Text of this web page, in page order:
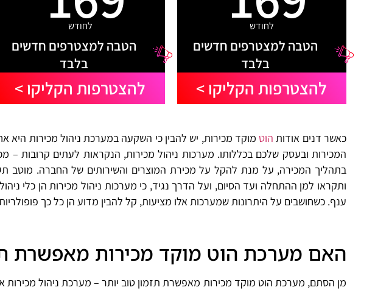
לחודש
הטבה למצטרפים חדשים
בלבד
להצטרפות הקליקו >
לחודש
הטבה למצטרפים חדשים
בלבד
להצטרפות הקליקו >
כאשר דנים אודות הוט מוקד מכירות, יש להבין כי השקעה במערכת ניהול מכירות היא
בתהליך המכירה, על מנת להקל על מכירת המוצרים והשירותים של החברה. מוטב
ותקראו למן ההתחלה ועד הסיום, ועל הדרך נגיד, כי מערכות ניהול מכירות הן כלי
ענף. כשחושבים על היתרונות שמערכות אלו מציעות, קל להבין מדוע הן כל כך
האם מערכת הוט מוקד מכירות מאפשרת
מן הסתם, מערכת הוט מוקד מכירות מאפשרת תזמון טוב יותר – מערכת ניהול מכירות